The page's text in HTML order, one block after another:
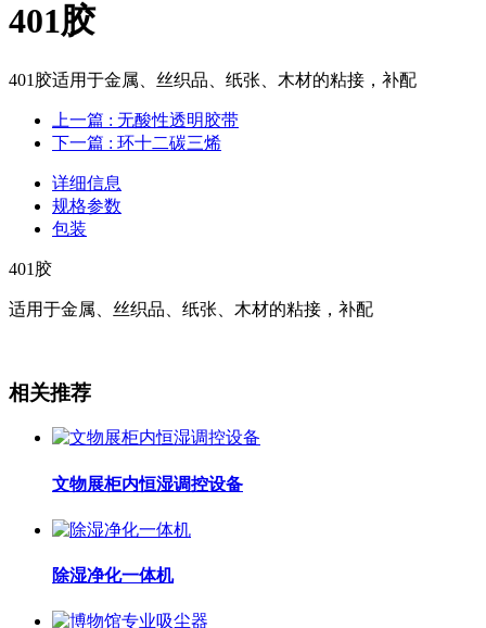
401胶
401胶适用于金属、丝织品、纸张、木材的粘接，补配
上一篇 : 无酸性透明胶带
下一篇 : 环十二碳三烯
详细信息
规格参数
包装
401胶
适用于金属、丝织品、纸张、木材的粘接，补配
相关推荐
文物展柜内恒湿调控设备
除湿净化一体机